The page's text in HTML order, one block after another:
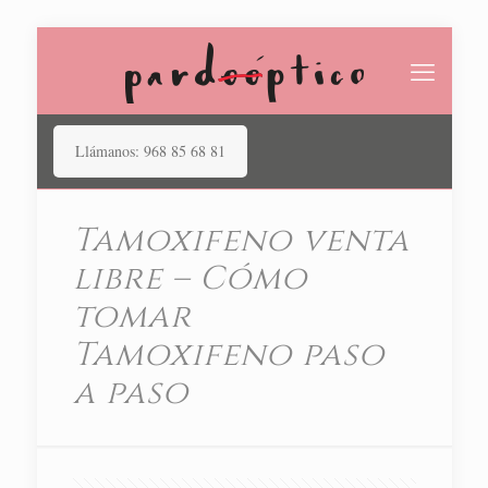
Llámanos: 968 85 68 81
Tamoxifeno​ venta
libre – Cómo
tomar
Tamoxifeno paso
a paso